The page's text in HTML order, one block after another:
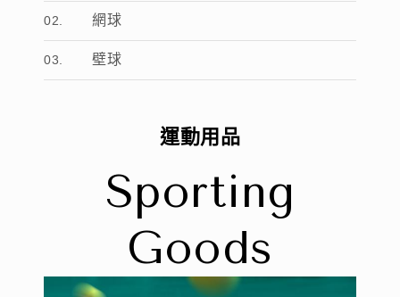
網球
壁球
運動用 品
Sporting
Goods